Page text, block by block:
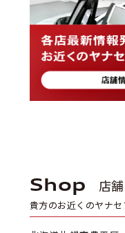
Shop 店
貴方のお近くのヤナセ